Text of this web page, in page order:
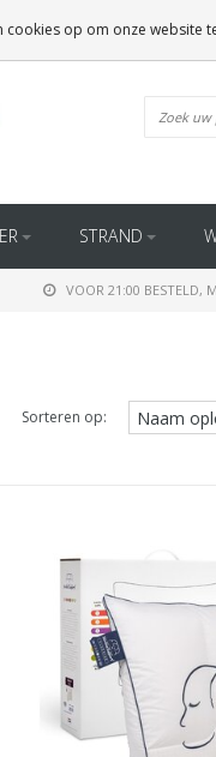
STRAND
VOOR 21:00 BESTELD,
Sorteren op:
cookies op om onze website